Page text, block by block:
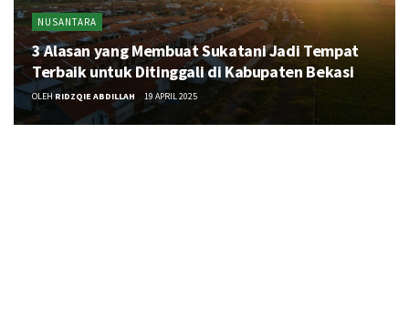
NUSANTARA
3 Alasan yang Membuat Sukatani Jadi Tempat
Terbaik untuk Ditinggali di Kabupaten Bekasi
OLEHRIDZQIE ABDILLAH 19 APRIL 2025